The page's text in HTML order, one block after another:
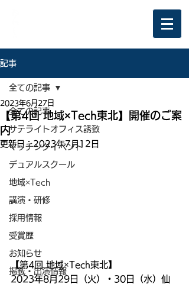
記事
全ての記事
サテライトオフィス誘致
マッチングイベント
デュアルスクール
地域×Tech
講演・研修
採用情報
受賞歴
お知らせ
掲載・出演情報
全ての記事
【第4回 地域×Tech東北】開催のご案
内
2023年6月27日
更新日：2023年7月12日
【第4回 地域×Tech東北】
2023年8月29日（火）・30日（水）仙